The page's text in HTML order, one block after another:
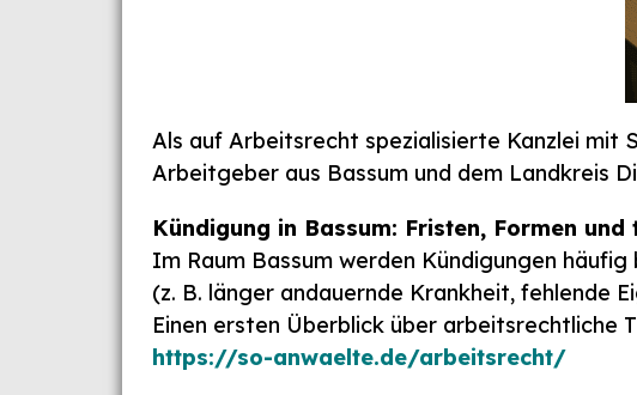
Als auf Arbeitsrecht spezialisierte Kanzlei mit
Arbeitgeber aus Bassum und dem Landkreis
Kündigung in Bassum: Fristen, Formen
Im Raum Bassum werden Kündigungen
(z. B. länger andauernde Krankheit, fehlende
Einen ersten Überblick über arbeitsrechtliche
https://so-anwaelte.de/arbeitsrecht/